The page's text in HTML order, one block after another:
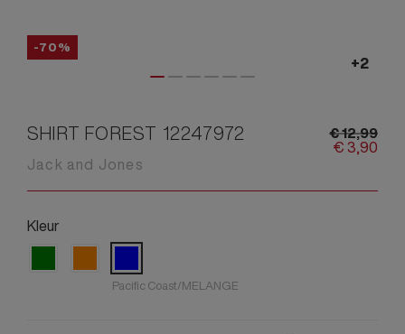
-70%
SHIRT FOREST 12247972
Jack and Jones
€12,99
€ 3,90
Kleur
Pacific Coast/MELANGE